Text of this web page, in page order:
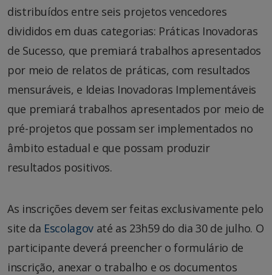
distribuídos entre seis projetos vencedores
divididos em duas categorias: Práticas Inovadoras
de Sucesso, que premiará trabalhos apresentados
por meio de relatos de práticas, com resultados
mensuráveis, e Ideias Inovadoras Implementáveis
que premiará trabalhos apresentados por meio de
pré-projetos que possam ser implementados no
âmbito estadual e que possam produzir
resultados positivos.
As inscrições devem ser feitas exclusivamente pelo
site da Escolagovaté as 23h59 do dia 30 de julho. O
participante deverá preencher o formulário de
inscrição, anexar o trabalho e os documentos